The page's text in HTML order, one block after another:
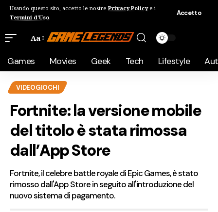
Usando questo sito, accetto le nostre Privacy Policye i
Termini d'Uso.
Accetto
Aa
Games Movies Geek Tech Lifestyle
VIDEOGIOCHI
Fortnite: la versione mobile
del titolo è stata rimossa
dall’App Store
Fortnite, il celebre battle royale di Epic Games, è stato
rimosso dall'App Store in seguito all'introduzione del
nuovo sistema di pagamento.